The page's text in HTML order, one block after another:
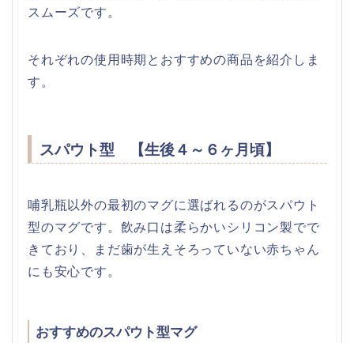
スムーズです。
それぞれの使用時期とおすすめの商品を紹介しま
す。
スパウト型 【生後４～６ヶ月頃】
哺乳瓶以外の最初のマグに選ばれるのがスパウト
型のマグです。飲み口は柔らかいシリコン製でで
きており、まだ歯が生えそろっていない赤ちゃん
にも安心です。
おすすめのスパウト型マグ